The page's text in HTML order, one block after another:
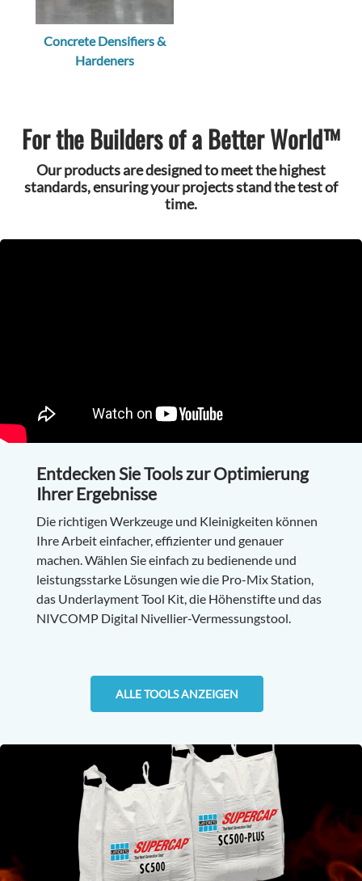
Concrete Densifiers &
Hardeners
For the Builders of a Better World™
Our products are designed to meet the highest
standards, ensuring your projects stand the test of
time.
Entdecken Sie Tools zur Optimierung
Ihrer Ergebnisse
Die richtigen Werkzeuge und Kleinigkeiten können
Ihre Arbeit einfacher, effizienter und genauer
machen. Wählen Sie einfach zu bedienende und
leistungsstarke Lösungen wie die Pro-Mix Station,
das Underlayment Tool Kit, die Höhenstifte und das
NIVCOMP Digital Nivellier-Vermessungstool.
ALLE TOOLS ANZEIGEN